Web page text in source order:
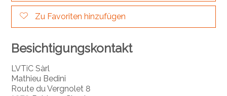
Zu Favoriten hinzufügen
Besichtigungskontakt
LVTiC Sàrl
Mathieu Bedini
Route du Vergnolet 8